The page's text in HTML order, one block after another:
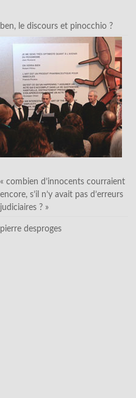
ben, le discours et pinocchio ?
« combien d’innocents courraient
encore, s’il n’y avait pas d’erreurs
judiciaires ? »
pierre desproges